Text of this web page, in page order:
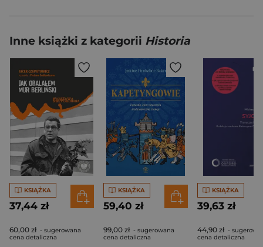
Inne książki z kategorii Historia
KSIĄŻKA
37,44 zł
60,00 zł - sugerowana
cena detaliczna
KSIĄŻKA
59,40 zł
99,00 zł - sugerowana
cena detaliczna
KSIĄŻKA
39,63 zł
44,90 zł -
cena detaliczna